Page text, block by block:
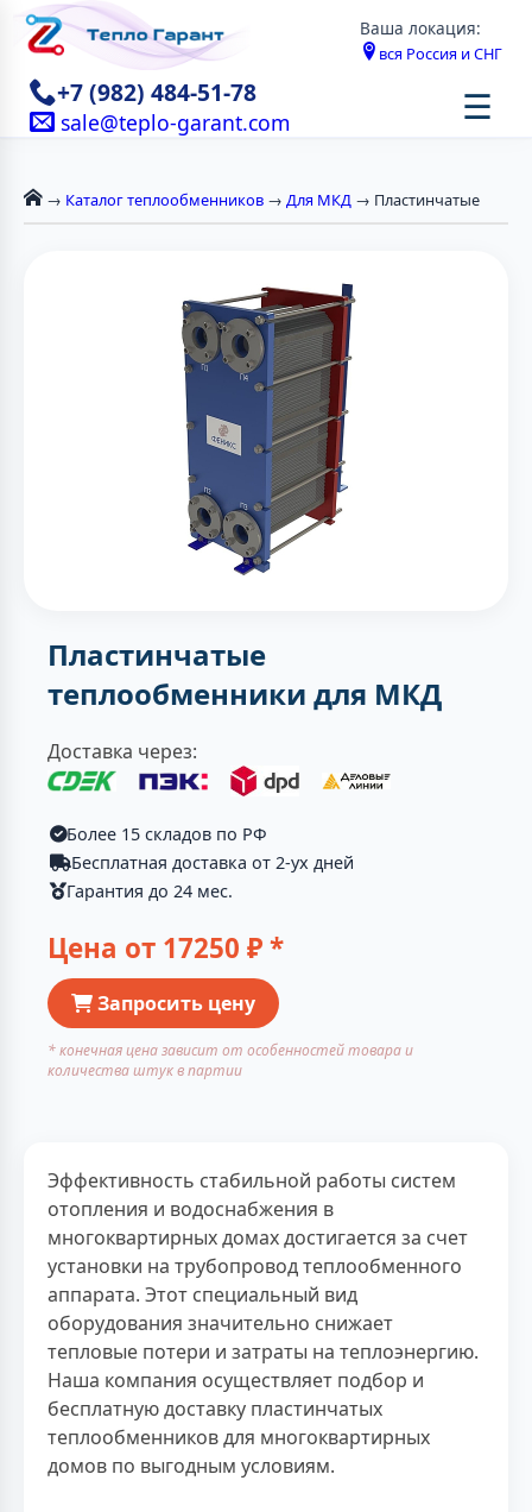
Ваша локация:
вся Россия и СНГ
+7 (982) 484-51-78
sale@teplo-garant.com ☰
→ Каталог теплообменников → Для МКД → Пластинчатые
Пластинчатые
теплообменники для МКД
Доставка через:
Более 15 складов по РФ
Бесплатная доставка от 2-ух дней
Гарантия до 24 мес.
Цена от 17250 ₽ *
Запросить цену
* конечная цена зависит от особенностей товара и
количества штук в партии
Эффективность стабильной работы систем
отопления и водоснабжения в
многоквартирных домах достигается за счет
установки на трубопровод теплообменного
аппарата. Этот специальный вид
оборудования значительно снижает
тепловые потери и затраты на теплоэнергию.
Наша компания осуществляет подбор и
бесплатную доставку пластинчатых
теплообменников для многоквартирных
домов по выгодным условиям.